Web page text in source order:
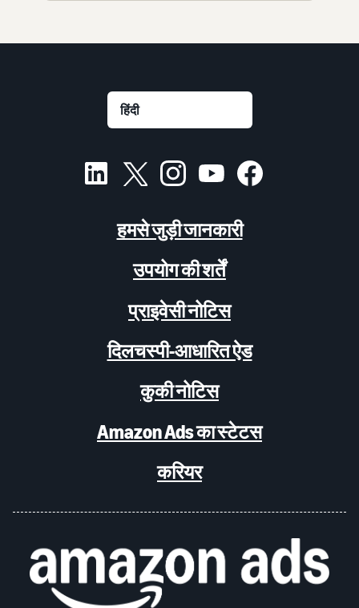
हमसे जुड़ी जानकारी
उपयोग की शर्तें
प्राइवेसी नोटिस
दिलचस्पी-आधारित ऐड
कुकी नोटिस
Amazon Ads का स्टेटस
करियर